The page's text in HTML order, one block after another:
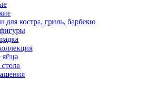
для костра, гриль, барбекю
яйца